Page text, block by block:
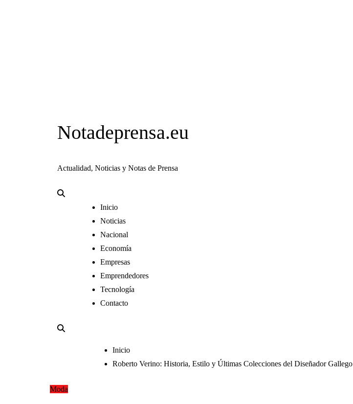
Notadeprensa.eu
Actualidad, Noticias y Notas de Prensa
Inicio
Noticias
Nacional
Economía
Empresas
Emprendedores
Tecnología
Contacto
Inicio
Roberto Verino: Historia, Estilo y Últimas Colecciones del Diseñador Gallego
Moda